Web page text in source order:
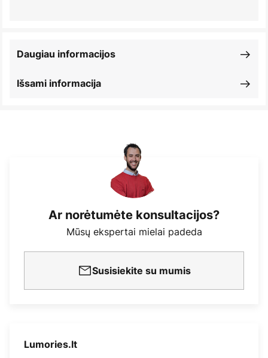
Išsami informacija
Daugiau informacijos
Ar norėtumėte konsultacijos?
Mūsų ekspertai mielai padeda
Susisiekite su mumis
Lumories.lt